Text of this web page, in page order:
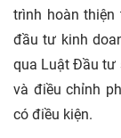
trình hoàn
đầu tư kinh
qua Luật Đầu tư
và điều chỉnh
có điều kiện.